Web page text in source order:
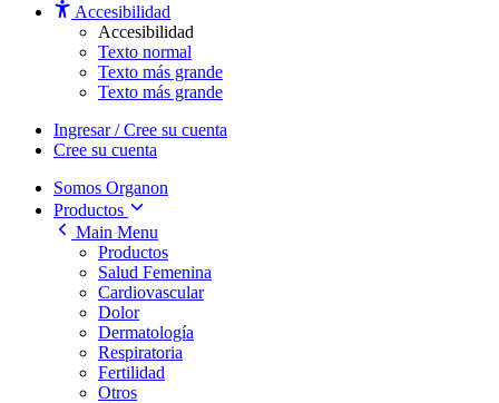
Accesibilidad
Accesibilidad
Texto normal
Texto más grande
Texto más grande
Ingresar / Cree su cuenta
Cree su cuenta
Somos Organon
Productos
Main Menu
Productos
Salud Femenina
Cardiovascular
Dolor
Dermatología
Respiratoria
Fertilidad
Otros